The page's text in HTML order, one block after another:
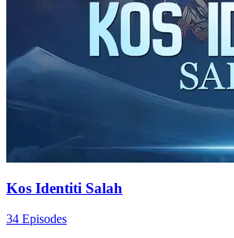
Kos Identiti Salah
34 Episodes